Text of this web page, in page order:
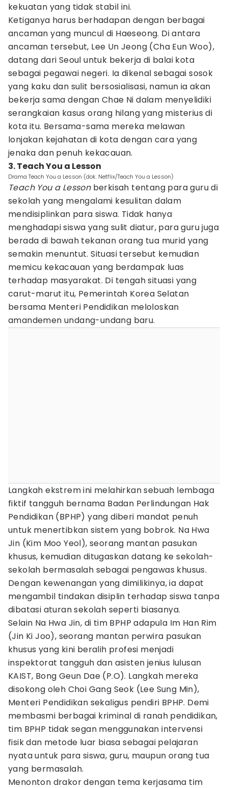
kekuatan yang tidak stabil ini.
Ketiganya harus berhadapan dengan berbagai
ancaman yang muncul di Haeseong. Di antara
ancaman tersebut, Lee Un Jeong (Cha Eun Woo),
datang dari Seoul untuk bekerja di balai kota
sebagai pegawai negeri. Ia dikenal sebagai sosok
yang kaku dan sulit bersosialisasi, namun ia akan
bekerja sama dengan Chae Ni dalam menyelidiki
serangkaian kasus orang hilang yang misterius di
kota itu. Bersama-sama mereka melawan
lonjakan kejahatan di kota dengan cara yang
jenaka dan penuh kekacauan.
3. Teach You a Lesson
Drama Teach You a Lesson (dok. Netflix/Teach You a Lesson)
Teach You a Lessonberkisah tentang para guru di
sekolah yang mengalami kesulitan dalam
mendisiplinkan para siswa. Tidak hanya
menghadapi siswa yang sulit diatur, para guru juga
berada di bawah tekanan orang tua murid yang
semakin menuntut. Situasi tersebut kemudian
memicu kekacauan yang berdampak luas
terhadap masyarakat. Di tengah situasi yang
carut-marut itu, Pemerintah Korea Selatan
bersama Menteri Pendidikan meloloskan
amandemen undang-undang baru.
Langkah ekstrem ini melahirkan sebuah lembaga
fiktif tangguh bernama Badan Perlindungan Hak
Pendidikan (BPHP) yang diberi mandat penuh
untuk menertibkan sistem yang bobrok. Na Hwa
Jin (Kim Moo Yeol), seorang mantan pasukan
khusus, kemudian ditugaskan datang ke sekolah-
sekolah bermasalah sebagai pengawas khusus.
Dengan kewenangan yang dimilikinya, ia dapat
mengambil tindakan disiplin terhadap siswa tanpa
dibatasi aturan sekolah seperti biasanya.
Selain Na Hwa Jin, di tim BPHP adapula Im Han Rim
(Jin Ki Joo), seorang mantan perwira pasukan
khusus yang kini beralih profesi menjadi
inspektorat tangguh dan asisten jenius lulusan
KAIST, Bong Geun Dae (P.O). Langkah mereka
disokong oleh Choi Gang Seok (Lee Sung Min),
Menteri Pendidikan sekaligus pendiri BPHP. Demi
membasmi berbagai kriminal di ranah pendidikan,
tim BPHP tidak segan menggunakan intervensi
fisik dan metode luar biasa sebagai pelajaran
nyata untuk para siswa, guru, maupun orang tua
yang bermasalah.
Menonton drakor dengan tema kerjasama tim